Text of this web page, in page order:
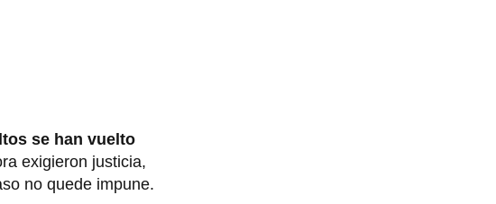
se han vuelto
exigieron justicia,
no quede impune.